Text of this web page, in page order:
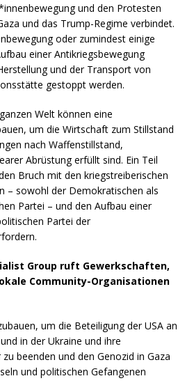
und den Protesten
und das Trump-Regime verbindet.
oder zumindest einige
einer Antikriegsbewegung
und der Transport von
gestoppt werden.
Welt können eine
um die Wirtschaft zum Stillstand
nach Waffenstillstand,
Abrüstung erfüllt sind. Ein Teil
Bruch mit den kriegstreiberischen
– sowohl der Demokratischen als
Partei – und den Aufbau einer
Partei der
Group ruft Gewerkschaften,
Community-Organisationen
um die Beteiligung der USA an
in der Ukraine und ihre
beenden und den Genozid in Gaza
und politischen Gefangenen